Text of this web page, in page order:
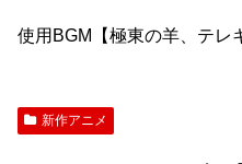
使用BGM【極東の羊、テレ
新作アニメ